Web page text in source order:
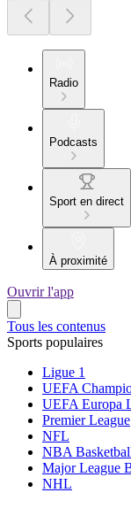
Radio
Podcasts
Sport en direct
À proximité
Ouvrir l'app
Tous les contenus
Sports populaires
Ligue 1
UEFA
UEFA Europa
Premier League
NFL
NBA
Major League
NHL